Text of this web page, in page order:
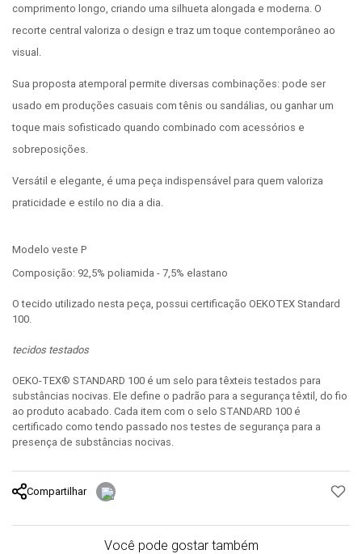
comprimento longo, criando uma silhueta alongada e moderna. O
recorte central valoriza o design e traz um toque contemporâneo ao
visual.
Sua proposta atemporal permite diversas combinações: pode ser
usado em produções casuais com tênis ou sandálias, ou ganhar um
toque mais sofisticado quando combinado com acessórios e
sobreposições.
Versátil e elegante, é uma peça indispensável para quem valoriza
praticidade e estilo no dia a dia.
Modelo veste P
Composição: 92,5% poliamida - 7,5% elastano
O tecido utilizado nesta peça, possui certificação OEKOTEX Standard
100.
tecidos testados
OEKO-TEX® STANDARD 100 é um selo para têxteis testados para
substâncias nocivas. Ele define o padrão para a segurança têxtil, do fio
ao produto acabado. Cada item com o selo STANDARD 100 é
certificado como tendo passado nos testes de segurança para a
presença de substâncias nocivas.
Compartilhar
Você pode gostar também